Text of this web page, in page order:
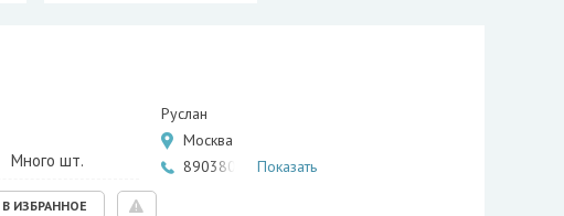
Руслан
Москва
8903806… Показать
Много шт.
В ИЗБРАННОЕ